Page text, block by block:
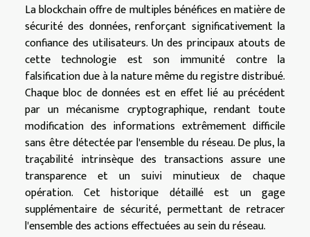
La blockchain offre de multiples bénéfices en matière de
sécurité des données, renforçant significativement la
confiance des utilisateurs. Un des principaux atouts de
cette technologie est son immunité contre la
falsification due à la nature même du registre distribué.
Chaque bloc de données est en effet lié au précédent
par un mécanisme cryptographique, rendant toute
modification des informations extrêmement difficile
sans être détectée par l'ensemble du réseau. De plus, la
traçabilité intrinsèque des transactions assure une
transparence et un suivi minutieux de chaque
opération. Cet historique détaillé est un gage
supplémentaire de sécurité, permettant de retracer
l'ensemble des actions effectuées au sein du réseau.